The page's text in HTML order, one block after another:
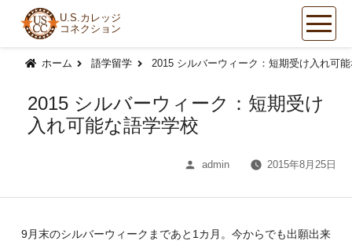
U.S.カレッジ
コネクション
ホーム 語学留学 2015 シルバーウィーク：短期受け入れ可
2015 シルバーウィーク：短期受け
入れ可能な語学学校
投
者:
admin 2015年8月25日
9月末のシルバーウィークまであと1カ月。今からでも出願出来